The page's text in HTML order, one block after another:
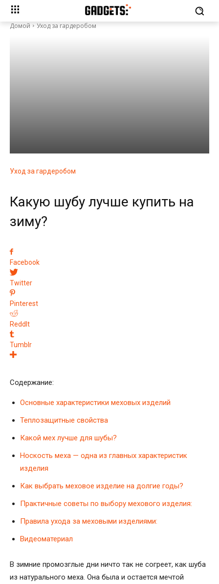
Домой Уход за гардеробом
Уход за гардеробом
Какую шубу лучше купить на
зиму?
Facebook
Twitter
Pinterest
ReddIt
Tumblr
Содержание:
Основные характеристики меховых изделий
Теплозащитные свойства
Какой мех лучше для шубы?
Носкость меха — одна из главных характеристик
изделия
Как выбрать меховое изделие на долгие годы?
Практичные советы по выбору мехового изделия:
Правила ухода за меховыми изделиями:
Видеоматериал
В зимние промозглые дни ничто так не согреет, как шуба
из натурального меха. Она была и остается мечтой